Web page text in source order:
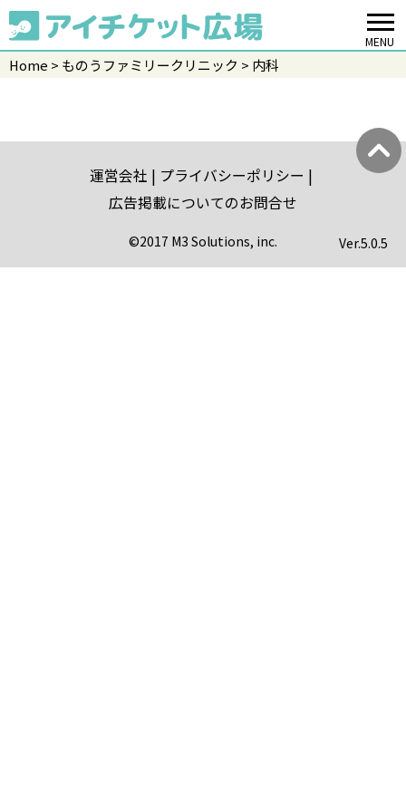
MENU
Home ものうファミリークリニック 内科
運営会社
プライバシーポリシー
広告掲載についてのお問合せ
©2017 M3 Solutions, inc. Ver.5.0.5